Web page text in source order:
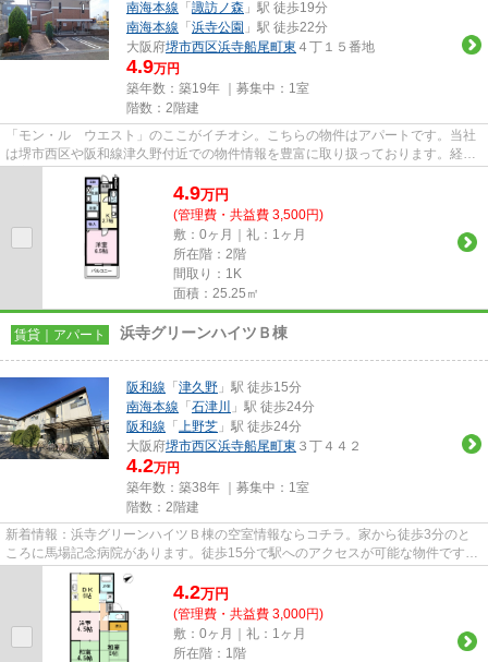
南海本線 「 諏訪ノ森 」駅 徒歩19分
南海本線 「 浜寺公園 」駅 徒歩22分
大阪府堺市西区浜寺船尾町東 ４丁１５番地
4.9万円
築年数：築19年 ｜募集中： 1室
階数：2階建
「モン・ル ウエスト」のここがイチオシ。こちらの物件はアパートです。当社
は堺市西区や阪和線津久野付近での物件情報を豊富に取り扱っております。経験
豊富なスタッフが一生懸命サ...
4.9万円
(管理費・共益費 3,500円)
敷：0ヶ月｜礼：1ヶ月
所在階：2階
間取り：1K
面積：25.25㎡
賃貸｜アパート 浜寺グリーンハイツＢ棟
阪和線 「 津久野 」駅 徒歩15分
南海本線 「 石津川
」駅 徒歩24分
阪和線 「 上野芝 」駅 徒歩24分
大阪府堺市西区浜寺船尾町東 ３丁４４２
4.2万円
築年数：築38年 ｜募集中： 1室
階数：2階建
新着情報：浜寺グリーンハイツＢ棟の空室情報ならコチラ。家から徒歩3分のと
ころに馬場記念病院があります。徒歩15分で駅へのアクセスが可能な物件です。
こちらは初期費用をカードでお...
4.2万円
(管理費・共益費 3,000円)
敷：0ヶ月｜礼：1ヶ月
所在階：1階